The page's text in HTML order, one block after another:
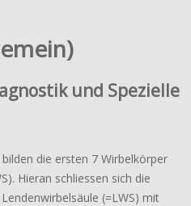
und Spezielle
die ersten 7 Wirbelkörper
Hieran schlies­sen sich die
(=LWS) mit